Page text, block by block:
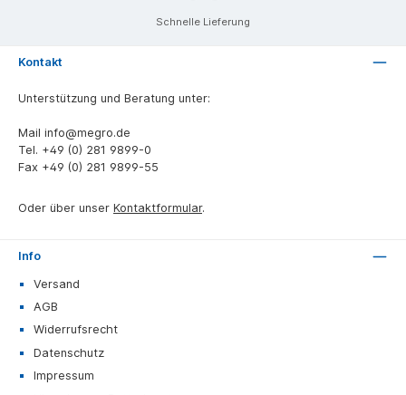
Schnelle Lieferung
Kontakt
Unterstützung und Beratung unter:
Mail info@megro.de
Tel. +49 (0) 281 9899-0
Fax +49 (0) 281 9899-55
Oder über unser Kontaktformular.
Info
Versand
AGB
Widerrufsrecht
Datenschutz
Impressum